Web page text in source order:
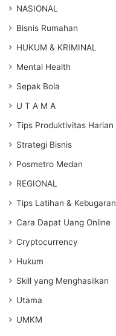
NASIONAL
Bisnis Rumahan
HUKUM & KRIMINAL
Mental Health
Sepak Bola
U T A M A
Tips Produktivitas Harian
Strategi Bisnis
Posmetro Medan
REGIONAL
Tips Latihan & Kebugaran
Cara Dapat Uang Online
Cryptocurrency
Hukum
Skill yang Menghasilkan
Utama
UMKM